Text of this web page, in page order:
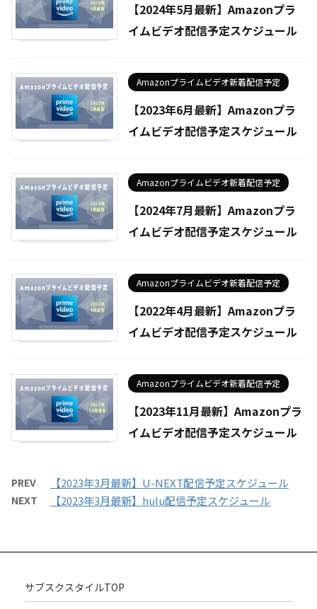
【2024年5月最新】Amazonプラ
イムビデオ配信予定スケジュール
Amazonプライムビデオ新着配信予定
【2023年6月最新】Amazonプラ
イムビデオ配信予定スケジュール
Amazonプライムビデオ新着配信予定
【2024年7月最新】Amazonプラ
イムビデオ配信予定スケジュール
Amazonプライムビデオ新着配信予定
【2022年4月最新】Amazonプラ
イムビデオ配信予定スケジュール
Amazonプライムビデオ新着配信予定
【2023年11月最新】Amazonプラ
イムビデオ配信予定スケジュール
PREV 【2023年3月最新】U-NEXT配信予定スケジュール
NEXT 【2023年3月最新】hulu配信予定スケジュール
サブスクスタイルTOP